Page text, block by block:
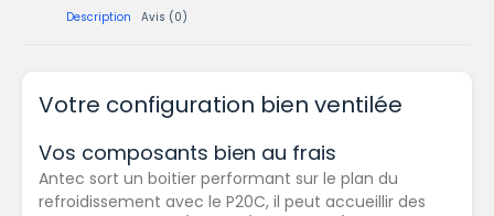
Description Avis (0)
Votre configuration bien ventilée
Vos composants bien au frais
Antec sort un boitier performant sur le plan du
refroidissement avec le P20C, il peut accueillir des